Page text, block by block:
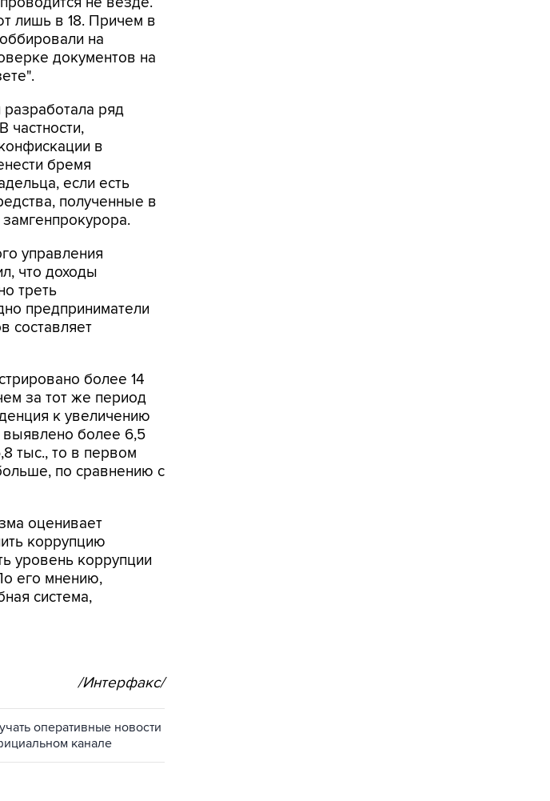
лишь в 18. Причем в
на
документов на
ряд
частности,
в
бремя
если есть
полученные в
управления
что доходы
треть
предприниматели
составляет
более 14
за тот же период
к увеличению
выявлено более 6,5
тыс., то в первом
по сравнению с
оценивает
коррупцию
уровень коррупции
его мнению,
система,
/Интерфакс/
оперативные новости
канале